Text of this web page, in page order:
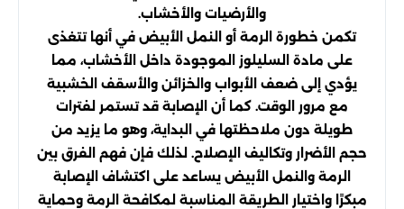
والأرضيات والأخشاب.
تكمن خطورة الرمة أو النمل الأبيض في أنها تتغذى
على مادة السليلوز الموجودة داخل الأخشاب، مما
يؤدي إلى ضعف الأبواب والخزائن والأسقف الخشبية
مع مرور الوقت. كما أن الإصابة قد تستمر لفترات
طويلة دون ملاحظتها في البداية، وهو ما يزيد من
حجم الأضرار وتكاليف الإصلاح. لذلك فإن فهم الفرق بين
الرمة والنمل الأبيض يساعد على اكتشاف الإصابة
مبكرًا واختيار الطريقة المناسبة لمكافحة الرمة وحماية